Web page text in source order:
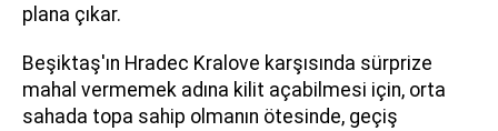
plana çıkar.
Beşiktaş'ın Hradec Kralove karşısında sürprize
mahal vermemek adına kilit açabilmesi için, orta
sahada topa sahip olmanın ötesinde, geçiş